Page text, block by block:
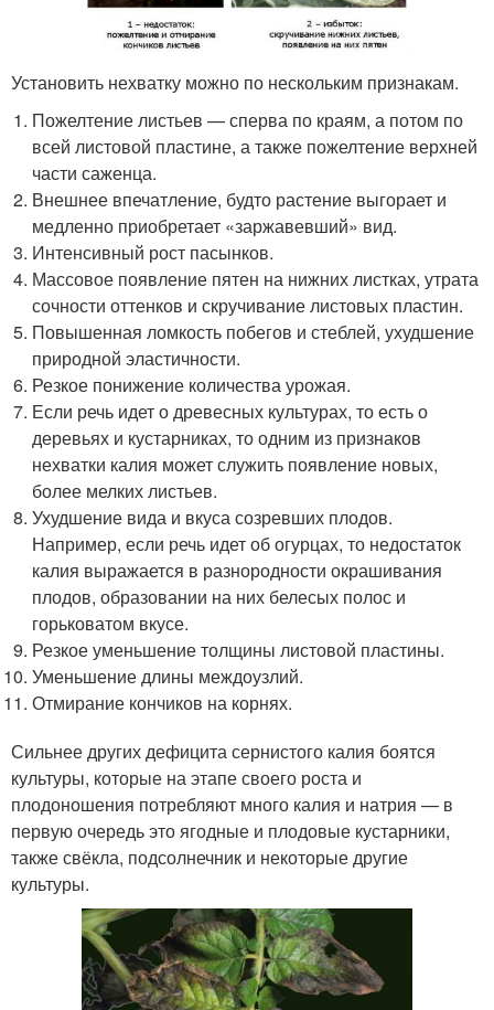
Установить нехватку можно по нескольким признакам.
Пожелтение листьев — сперва по краям, а потом по
всей листовой пластине, а также пожелтение верхней
части саженца.
Внешнее впечатление, будто растение выгорает и
медленно приобретает «заржавевший» вид.
Интенсивный рост пасынков.
Массовое появление пятен на нижних листках, утрата
сочности оттенков и скручивание листовых пластин.
Повышенная ломкость побегов и стеблей, ухудшение
природной эластичности.
Резкое понижение количества урожая.
Если речь идет о древесных культурах, то есть о
деревьях и кустарниках, то одним из признаков
нехватки калия может служить появление новых,
более мелких листьев.
Ухудшение вида и вкуса созревших плодов.
Например, если речь идет об огурцах, то недостаток
калия выражается в разнородности окрашивания
плодов, образовании на них белесых полос и
горьковатом вкусе.
Резкое уменьшение толщины листовой пластины.
Уменьшение длины междоузлий.
Отмирание кончиков на корнях.
Сильнее других дефицита сернистого калия боятся
культуры, которые на этапе своего роста и
плодоношения потребляют много калия и натрия — в
первую очередь это ягодные и плодовые кустарники,
также свёкла, подсолнечник и некоторые другие
культуры.